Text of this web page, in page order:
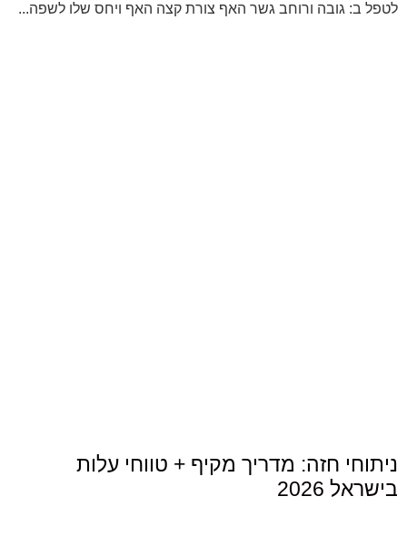
לטפל ב: גובה ורוחב גשר האף צורת קצה האף ויחס שלו לשפה...
ניתוחי חזה: מדריך מקיף + טווחי עלות
בישראל 2026